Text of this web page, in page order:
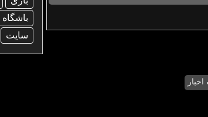
باشگاه
سایت